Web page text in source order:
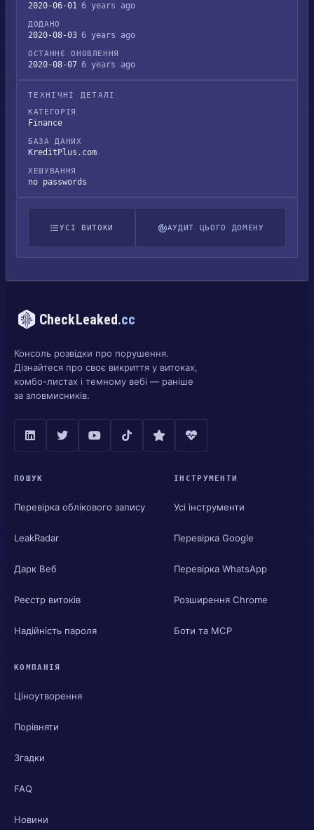
2020-06-01 6 years ago
ДОДАНО
2020-08-03 6 years ago
ОСТАННЄ ОНОВЛЕННЯ
2020-08-07 6 years ago
ТЕХНІЧНІ ДЕТАЛІ
КАТЕГОРІЯ
Finance
БАЗА ДАНИХ
KreditPlus.com
ХЕШУВАННЯ
no passwords
УСІ ВИТОКИ АУДИТ ЦЬОГО ДОМЕНУ
CheckLeaked.cc
Консоль розвідки про порушення.
Дізнайтеся про своє викриття у витоках,
комбо-листах і темному вебі — раніше
за зловмисників.
ПОШУК
Перевірка облікового запису
LeakRadar
Дарк Веб
Реєстр витоків
Надійність пароля
ІНСТРУМЕНТИ
Усі інструменти
Перевірка Google
Перевірка WhatsApp
Розширення Chrome
Боти та MCP
КОМПАНІЯ
Ціноутворення
Порівняти
Згадки
FAQ
Новини